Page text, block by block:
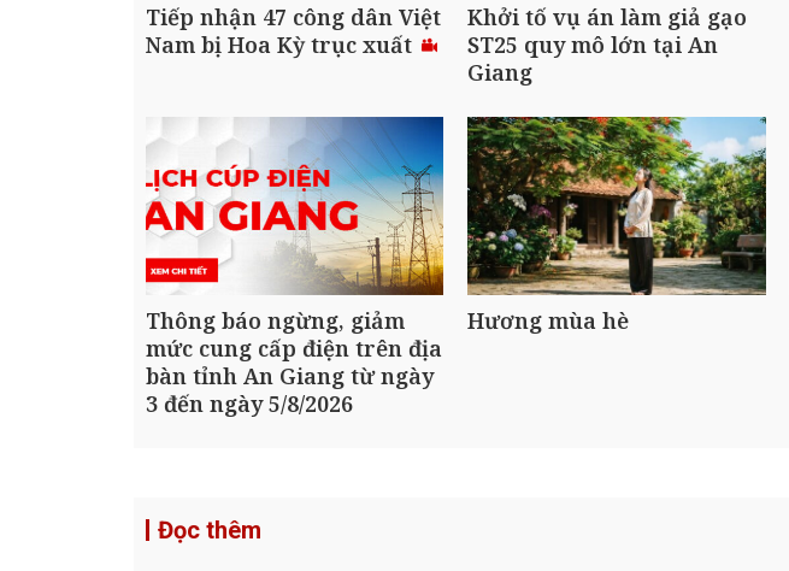
Tiếp nhận 47 công dân Việt
Nam bị Hoa Kỳ trục xuất
Khởi tố vụ án làm giả gạo
ST25 quy mô lớn tại An
Giang
Thông báo ngừng, giảm
mức cung cấp điện trên địa
bàn tỉnh An Giang từ ngày
3 đến ngày 5/8/2026
Hương mùa hè
Đọc thêm